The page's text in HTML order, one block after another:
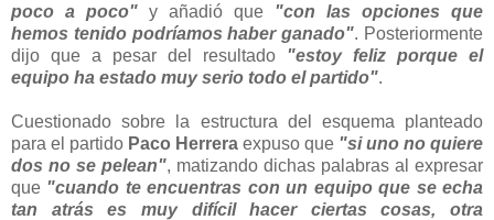
poco a poco" y añadió que "con las opciones que
hemos tenido podríamos haber ganado". Posteriormente
dijo que a pesar del resultado "estoy feliz porque el
equipo ha estado muy serio todo el partido".
Cuestionado sobre la estructura del esquema planteado
para el partido Paco Herrera expuso que "si uno no quiere
dos no se pelean", matizando dichas palabras al expresar
que "cuando te encuentras con un equipo que se echa
tan atrás es muy difícil hacer ciertas cosas, otra